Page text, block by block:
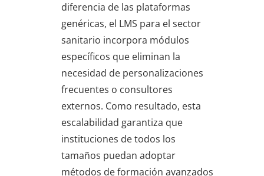
diferencia de las plataformas
genéricas, el LMS para el sector
sanitario incorpora módulos
específicos que eliminan la
necesidad de personalizaciones
frecuentes o consultores
externos. Como resultado, esta
escalabilidad garantiza que
instituciones de todos los
tamaños puedan adoptar
métodos de formación avanzados